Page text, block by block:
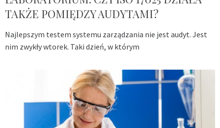
TAKŻE POMIĘDZY AUDYTAMI?
Najlepszym testem systemu zarządzania nie jest audyt. Jest
nim zwykły wtorek. Taki dzień, w którym